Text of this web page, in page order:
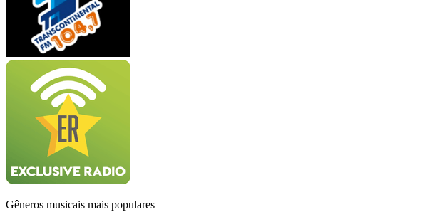
Gêneros musicais mais populares